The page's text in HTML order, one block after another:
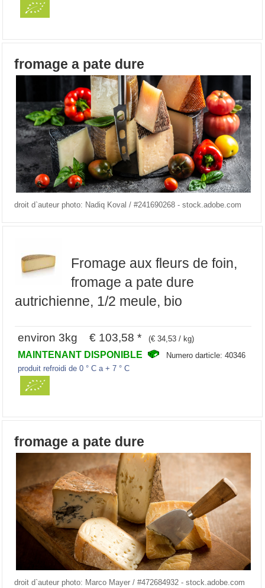
fromage a pate dure
droit d`auteur photo: Nadiq Koval / #241690268 - stock.adobe.com
Fromage aux fleurs de foin,
fromage a pate dure
autrichienne, 1/2 meule, bio
environ 3kg € 103,58 * (€ 34,53 / kg)
MAINTENANT DISPONIBLE
Numero darticle: 40346
produit refroidi de 0 ° C a + 7 ° C
fromage a pate dure
droit d`auteur photo: Marco Mayer / #472684932 - stock.adobe.com